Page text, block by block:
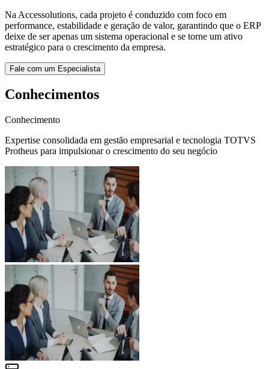
Na Accessolutions, cada projeto é conduzido com foco em
performance, estabilidade e geração de valor, garantindo que o ERP
deixe de ser apenas um sistema operacional e se torne um ativo
estratégico para o crescimento da empresa.
Fale com um Especialista
Conhecimentos
Conhecimento
Expertise consolidada em gestão empresarial e tecnologia TOTVS
Protheus para impulsionar o crescimento do seu negócio